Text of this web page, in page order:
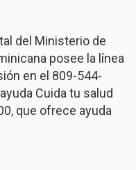
del Ministerio de
posee la línea
en el 809-544-
Cuida tu salud
que ofrece ayuda